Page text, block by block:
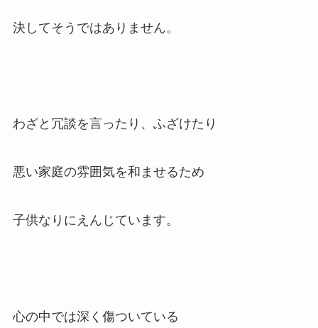
決してそうではありません。
わざと冗談を言ったり、ふざけたり
悪い家庭の雰囲気を和ませるため
子供なりにえんじています。
心の中では深く傷ついている